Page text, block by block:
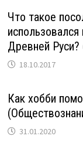
Что такое
Древней Руси?
18.10.2017
Как хобби
31.01.2020